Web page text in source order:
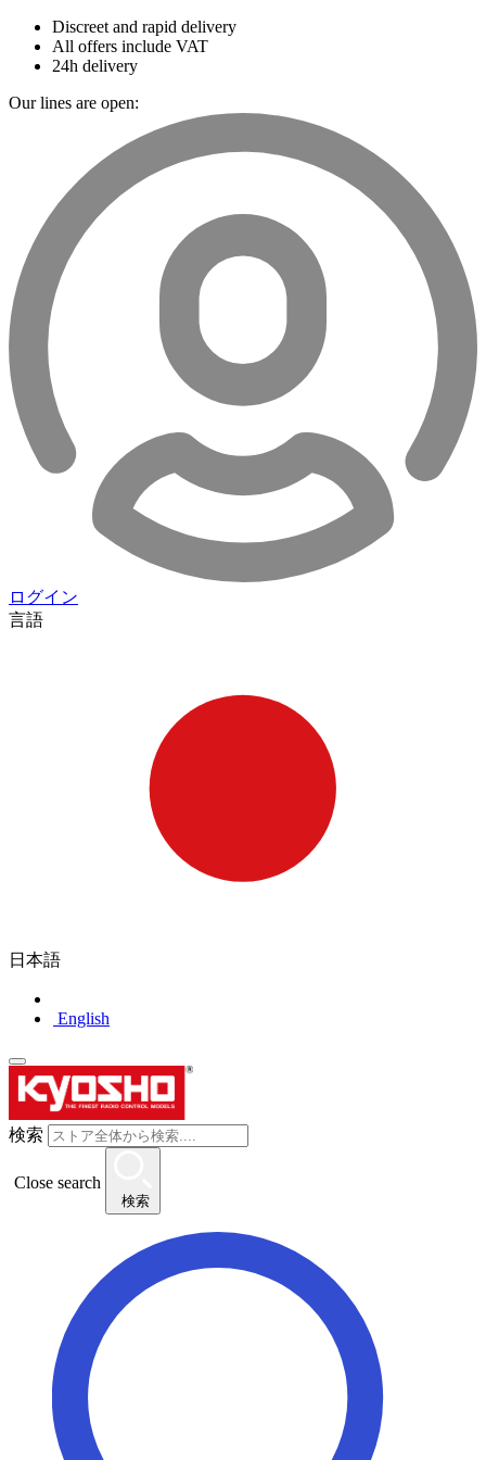
Discreet and rapid delivery
All offers include VAT
24h delivery
Our lines are open:
ログイン
言語
日本語
English
検索
Close search
検索